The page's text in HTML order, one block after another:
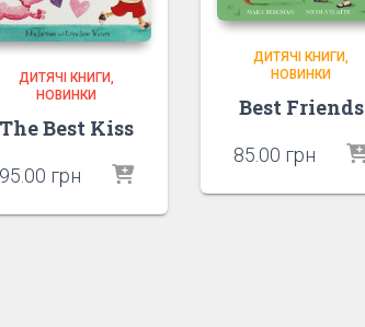
ДИТЯЧІ КНИГИ
НОВИНКИ
The Best Kiss
95.00 грн
ДИТЯЧІ КНИГИ
НОВИНКИ
Best Friends
85.00 грн